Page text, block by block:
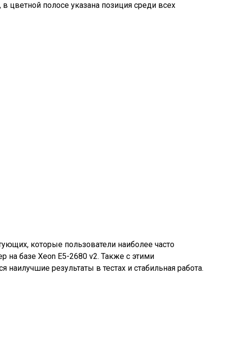
в цветной полосе указана позиция среди всех
которые пользователи наиболее часто
на базе Xeon E5-2680 v2. Также с этими
результаты в тестах и стабильная работа.